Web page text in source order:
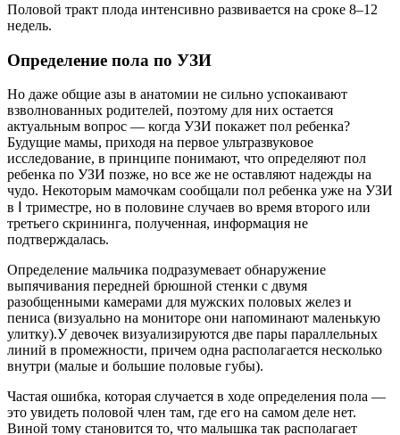
Половой тракт плода интенсивно развивается на сроке 8–12
недель.
Определение пола по УЗИ
Но даже общие азы в анатомии не сильно успокаивают
взволнованных родителей, поэтому для них остается
актуальным вопрос — когда УЗИ покажет пол ребенка?
Будущие мамы, приходя на первое ультразвуковое
исследование, в принципе понимают, что определяют пол
ребенка по УЗИ позже, но все же не оставляют надежды на
чудо. Некоторым мамочкам сообщали пол ребенка уже на УЗИ
в Ⅰ триместре, но в половине случаев во время второго или
третьего скрининга, полученная, информация не
подтверждалась.
Определение мальчика подразумевает обнаружение
выпячивания передней брюшной стенки с двумя
разобщенными камерами для мужских половых желез и
пениса (визуально на мониторе они напоминают маленькую
улитку).У девочек визуализируются две пары параллельных
линий в промежности, причем одна располагается несколько
внутри (малые и большие половые губы).
Частая ошибка, которая случается в ходе определения пола —
это увидеть половой член там, где его на самом деле нет.
Виной тому становится то, что малышка так располагает